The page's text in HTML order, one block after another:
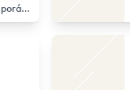
Gestor de Arte Contemporáneo